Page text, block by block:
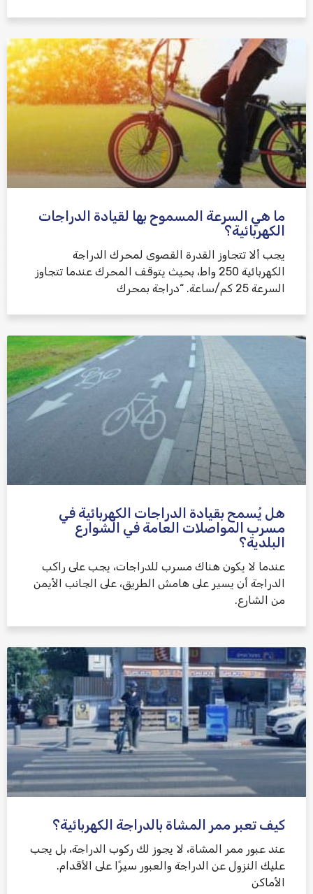
ما هي السرعة المسموح بها لقيادة الدراجات
الكهربائية؟
يجب ألا تتجاوز القدرة القصوى لمحرك الدراجة
الكهربائية 250 واط، بحيث يتوقف المحرك عندما تتجاوز
السرعة 25 كم/ساعة. “دراجة بمحرك
هل يُسمح بقيادة الدراجات الكهربائية في
مسرب المواصلات العامة في الشوارع
البلدية؟
عندما لا يكون هناك مسرب للدراجات، يجب على راكب
الدراجة أن يسير على هامش الطريق، على الجانب الأيمن
من الشارع.
كيف تعبر ممر المشاة بالدراجة الكهربائية؟
عند عبور ممر المشاة، لا يجوز لك ركوب الدراجة، بل يجب
عليك النزول عن الدراجة والعبور سيرًا على الأقدام.
الأماكن